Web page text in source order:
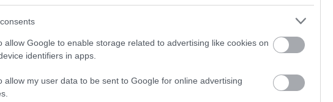
allow Google to enable storage related to advertising like cookies on
identifiers in apps.
allow my user data to be sent to Google for online advertising